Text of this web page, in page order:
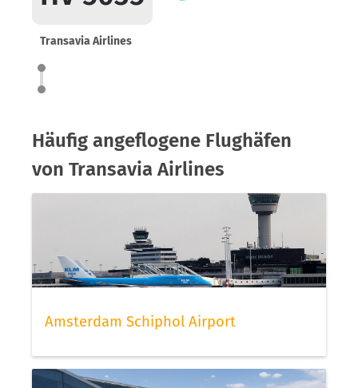
Transavia Airlines
Häufig angeflogene Flughäfen
von Transavia Airlines
Amsterdam Schiphol Airport